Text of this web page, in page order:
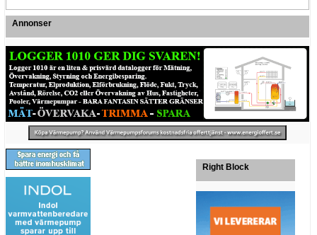
Annonser
Right Block